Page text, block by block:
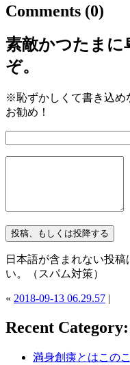
Comments (0)
素敵かつたまに
ぞ。
※恥ずかしくて書き込め
お勧め！
日本語が含まれない投
い。（スパム対策）
« 2018-09-13 06.29.57 |
Recent Category:
満身創痍とはこの